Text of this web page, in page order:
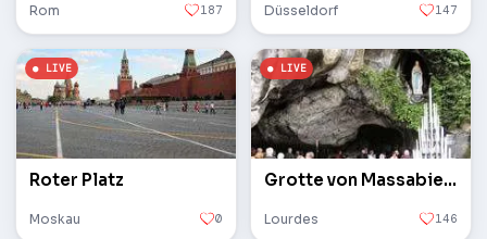
Rom 187 Düsseldorf 147
Roter Platz
Moskau 0
Grotte von Massabielle
Lourdes 146